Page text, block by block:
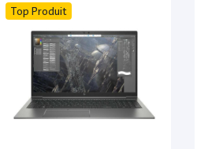
Top Produit